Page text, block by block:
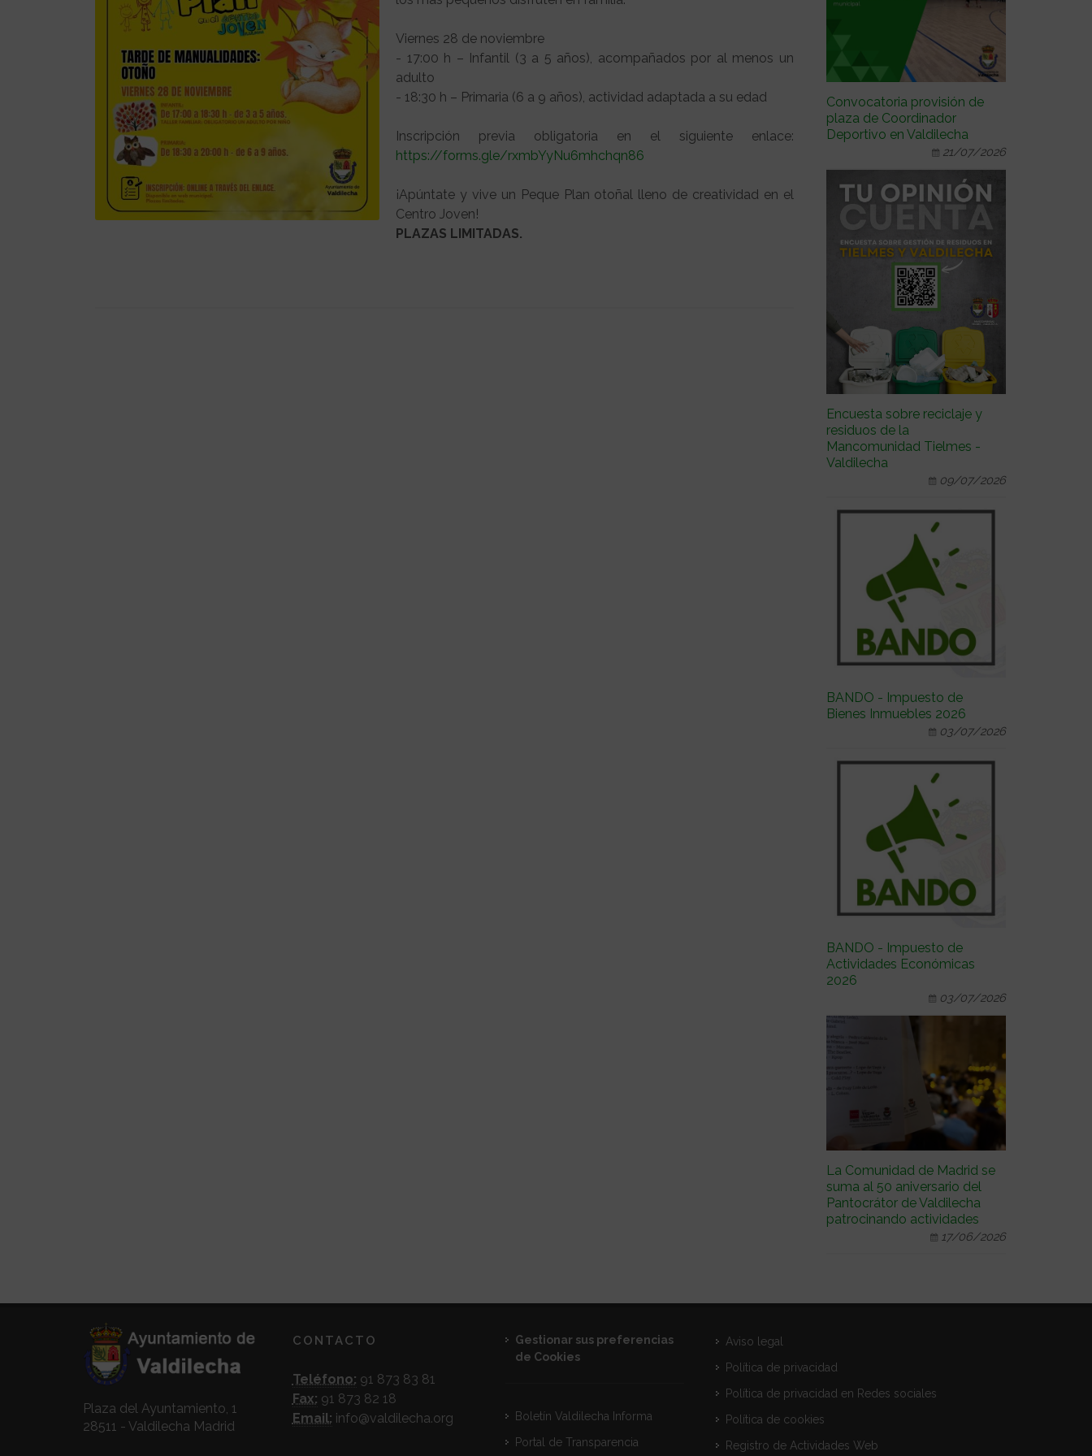
Viernes 28 de noviembre
- 17:00 h – Infantil (3 a 5 años), acompañados por al menos un
adulto
- 18:30 h – Primaria (6 a 9 años), actividad adaptada a su edad
Inscripción previa obligatoria en el siguiente enlace:
https://forms.gle/rxmbYyNu6mhchqn86
¡Apúntate y vive un Peque Plan otoñal lleno de creatividad en el
Centro Joven!
PLAZAS LIMITADAS.
Convocatoria provisión de
plaza de Coordinador
Deportivo en Valdilecha
21/07/2026
Encuesta sobre reciclaje y
residuos de la
Mancomunidad Tielmes -
Valdilecha
09/07/2026
BANDO - Impuesto de
Bienes Inmuebles 2026
03/07/2026
BANDO - Impuesto de
Actividades Económicas
2026
03/07/2026
La Comunidad de Madrid se
suma al 50 aniversario del
Pantocrátor de Valdilecha
patrocinando actividades
17/06/2026
Plaza del Ayuntamiento, 1
28511 - Valdilecha Madrid
CONTACTO
Teléfono: 91 873 83 81
Fax: 91 873 82 18
Email: info@valdilecha.org
Gestionar sus preferencias
de Cookies
Boletín Valdilecha Informa
Portal de Transparencia
Aviso legal
Política de privacidad
Política de privacidad en Redes sociales
Política de cookies
Registro de Actividades Web